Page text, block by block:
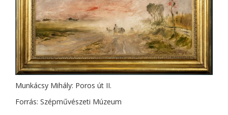
Munkácsy Mihály: Poros út II.
Forrás: Szépművészeti Múzeum